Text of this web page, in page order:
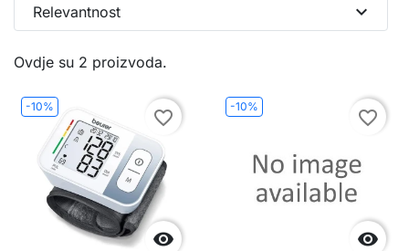
Ovdje su 2 proizvoda.
Relevantnost expand_more
-10%

favorite_border
-10%

favorite_border